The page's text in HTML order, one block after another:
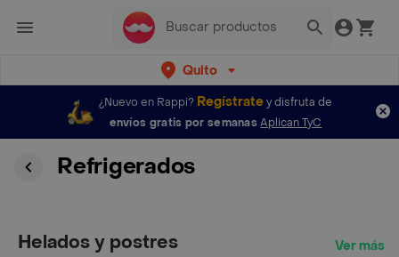
Quito
¿Nuevo en Rappi? Regístratey disfruta de
envíos gratis por semanas Aplican TyC
Refrigerados
Helados y postres Ver más